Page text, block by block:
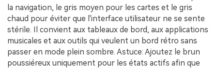
la navigation, le gris moyen pour les cartes et le gris
chaud pour éviter que l'interface utilisateur ne se sente
stérile. Il convient aux tableaux de bord, aux applications
musicales et aux outils qui veulent un bord rétro sans
passer en mode plein sombre. Astuce: Ajoutez le brun
poussiéreux uniquement pour les états actifs afin que